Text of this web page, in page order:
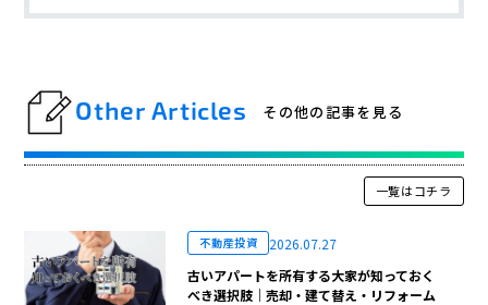
Other Articles その他の記事を見る
一覧はコチラ
不動産投資
2026.07.27
古いアパートを所有する大家が知っておく
べき選択肢｜売却・建て替え・リフォーム